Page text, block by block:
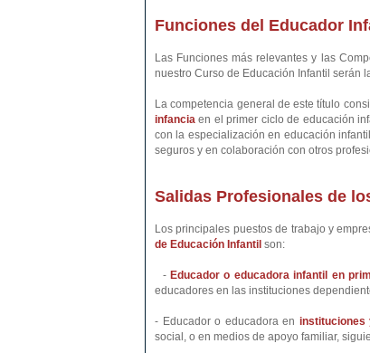
Funciones del Educador
Las Funciones más relevantes y las
nuestro Curso de Educación Infantil serán
La competencia general de este título
infancia en el primer ciclo de educación
con la especialización en educación
seguros y en colaboración con otros
Salidas Profesionales de
Los principales puestos de trabajo y
de Educación Infantil son:
-Educador o educadora infantil en
educadores en las instituciones
- Educador o educadora en instituciones
social, o en medios de apoyo familiar,